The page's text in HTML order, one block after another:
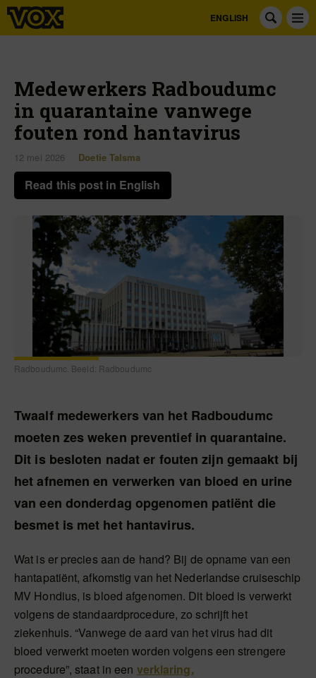
ENGLISH
Medewerkers Radboudumc
in quarantaine vanwege
fouten rond hantavirus
12 mei 2026 Doetie Talsma
Read this post in English
Radboudumc. Beeld: Radboudumc
Twaalf medewerkers van het Radboudumc
moeten zes weken preventief in quarantaine.
Dit is besloten nadat er fouten zijn gemaakt bij
het afnemen en verwerken van bloed en urine
van een donderdag opgenomen patiënt die
besmet is met het hantavirus.
Wat is er precies aan de hand? Bij de opname van een
hantapatiënt, afkomstig van het Nederlandse cruiseschip
MV Hondius, is bloed afgenomen. Dit bloed is verwerkt
volgens de standaardprocedure, zo schrijft het
ziekenhuis. “Vanwege de aard van het virus had dit
bloed verwerkt moeten worden volgens een strengere
procedure”, staat in een verklaring.